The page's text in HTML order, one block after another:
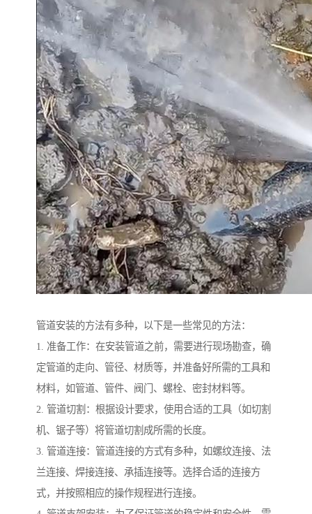
管道安装的方法有多种，以下是一些常见的方法：
1. 准备工作：在安装管道之前，需要进行现场勘查，确
定管道的走向、管径、材质等，并准备好所需的工具和
材料，如管道、管件、阀门、螺栓、密封材料等。
2. 管道切割：根据设计要求，使用合适的工具（如切割
机、锯子等）将管道切割成所需的长度。
3. 管道连接：管道连接的方式有多种，如螺纹连接、法
兰连接、焊接连接、承插连接等。选择合适的连接方
式，并按照相应的操作规程进行连接。